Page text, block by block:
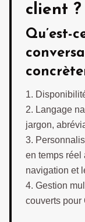
client ?
Qu’est-
Langage
jargon,
en temps réel
navigation et
Gestion
couverts pour